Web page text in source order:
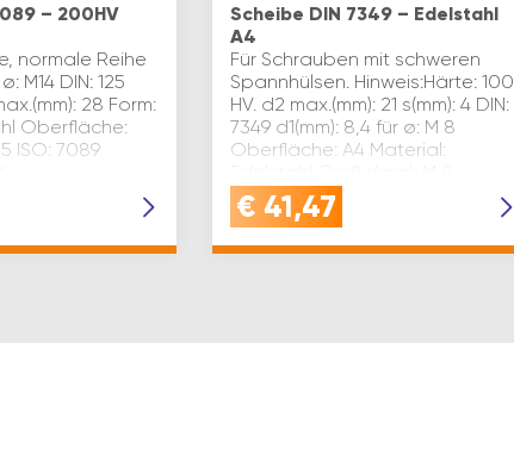
– 200HV
normale Reihe
M14 DIN: 125
28 Form:
Oberfläche:
ISO: 7089
200HV Inhalt…
Scheibe DIN 7349 – Edelstahl
A4
Für Schrauben mit schweren
Spannhülsen. Hinweis:Härte: 100
HV. d2 max.(mm): 21 s(mm): 4 DIN:
7349 d1(mm): 8,4 für ø: M 8
Oberfläche: A4 Material:
Inhaltsangabe (ST): 500…
€ 41,47